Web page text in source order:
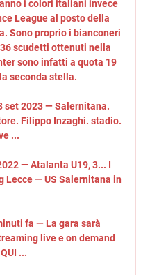
i colori italiani invece
League al posto della
Sono proprio i bianconeri
scudetti ottenuti nella
sono infatti a quota 19
seconda stella.
set 2023 — Salernitana.
Filippo Inzaghi. stadio.
...
— Atalanta U19, 3... I
Lecce — US Salernitana in
fa — La gara sarà
live e on demand
...